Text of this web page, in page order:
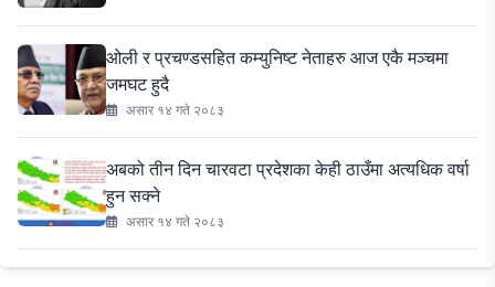
ओली र प्रचण्डसहित कम्युनिष्ट नेताहरु आज एकै मञ्चमा
जमघट हुदै
असार १४ गते २०८३
अबको तीन दिन चारवटा प्रदेशका केही ठाउँमा अत्यधिक वर्षा
हुन सक्ने
असार १४ गते २०८३